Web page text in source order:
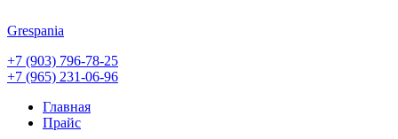
Grespania
+7 (903) 796-78-25
+7 (965) 231-06-96
Главная
Прайс